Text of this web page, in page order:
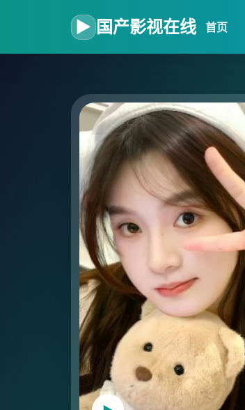
▶ 国产影视在线 首页